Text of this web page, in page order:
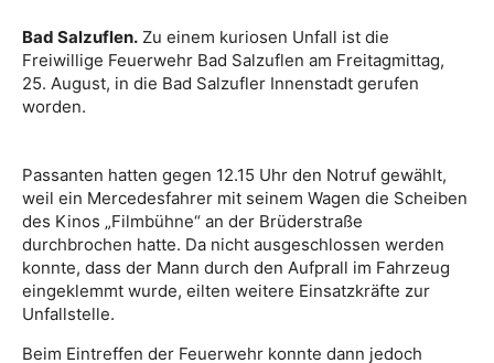
Bad Salzuflen. Zu einem kuriosen Unfall ist die
Freiwillige Feuerwehr Bad Salzuflen am Freitagmittag,
25. August, in die Bad Salzufler Innenstadt gerufen
worden.
Passanten hatten gegen 12.15 Uhr den Notruf gewählt,
weil ein Mercedesfahrer mit seinem Wagen die Scheiben
des Kinos „Filmbühne“ an der Brüderstraße
durchbrochen hatte. Da nicht ausgeschlossen werden
konnte, dass der Mann durch den Aufprall im Fahrzeug
eingeklemmt wurde, eilten weitere Einsatzkräfte zur
Unfallstelle.
Beim Eintreffen der Feuerwehr konnte dann jedoch